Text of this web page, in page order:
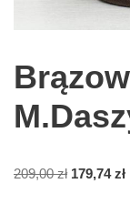
209,00zł 179,74zł